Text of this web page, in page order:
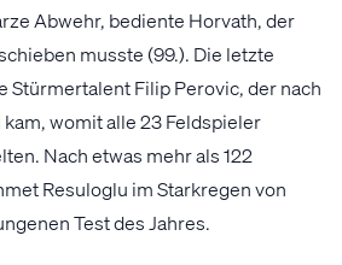
Abwehr, bediente Horvath, der
musste (99.). Die letzte
Stürmertalent Filip Perovic, der nach
womit alle 23 Feldspieler
Nach etwas mehr als 122
Resuloglu im Starkregen von
Test des Jahres.